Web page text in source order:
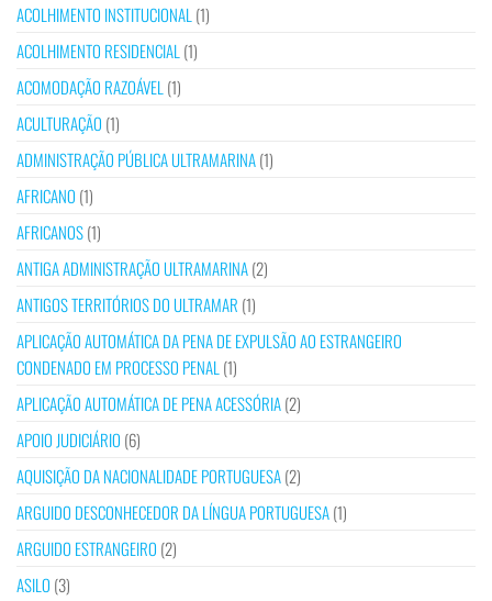
ACOLHIMENTO INSTITUCIONAL (1)
ACOLHIMENTO RESIDENCIAL (1)
ACOMODAÇÃO RAZOÁVEL (1)
ACULTURAÇÃO (1)
ADMINISTRAÇÃO PÚBLICA ULTRAMARINA(1)
AFRICANO (1)
AFRICANOS(1)
ANTIGA ADMINISTRAÇÃO ULTRAMARINA(2)
ANTIGOS TERRITÓRIOS DO ULTRAMAR (1)
APLICAÇÃO AUTOMÁTICA DA PENA DE EXPULSÃO AO ESTRANGEIRO
CONDENADO EM PROCESSO PENAL (1)
APLICAÇÃO AUTOMÁTICA DE PENA ACESSÓRIA(2)
APOIO JUDICIÁRIO (6)
AQUISIÇÃO DA NACIONALIDADE PORTUGUESA(2)
ARGUIDO DESCONHECEDOR DA LÍNGUA PORTUGUESA(1)
ARGUIDO ESTRANGEIRO (2)
ASILO (3)